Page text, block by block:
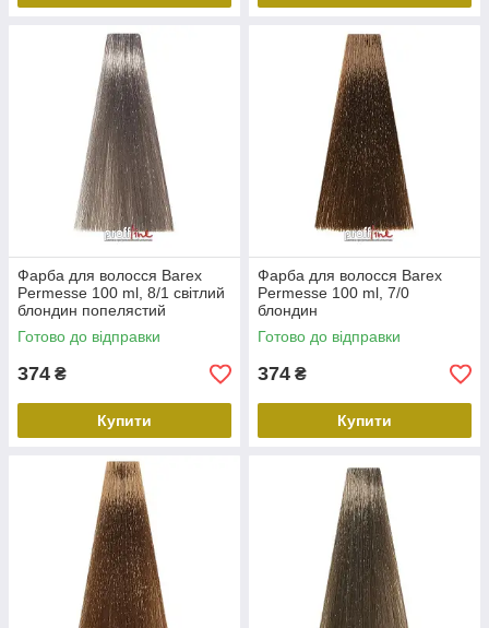
Фарба для волосся Barex
Permesse 100 ml, 8/1 світлий
блондин попелястий
Готово до відправки
374 ₴
Купити
Фарба для волосся Barex
Permesse 100 ml, 7/0
блондин
Готово до відправки
374 ₴
Купити